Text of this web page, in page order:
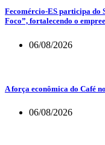
Fecomércio-ES participa do
Foco”, fortalecendo o
06/08/2026
A força econômica do Café
06/08/2026